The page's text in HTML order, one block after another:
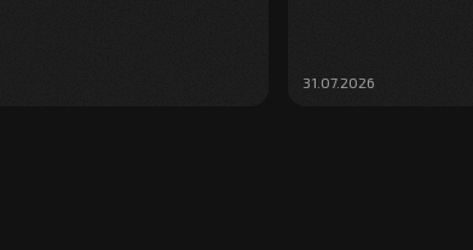
31.07.2026